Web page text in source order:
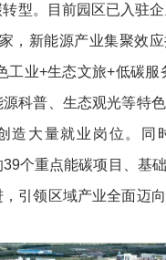
型。目前园区已入驻
，新能源产业集聚效
工业+生态文旅+低碳服
科普、生态观光等特
造大量就业岗位。同
个重点能碳项目、基
引领区域产业全面迈